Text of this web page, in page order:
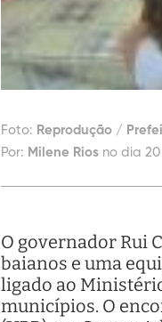
Foto: Reprodução /
Por: Milene Rios no dia 20
O governador Rui
baianos e uma
ligado ao
municípios. O